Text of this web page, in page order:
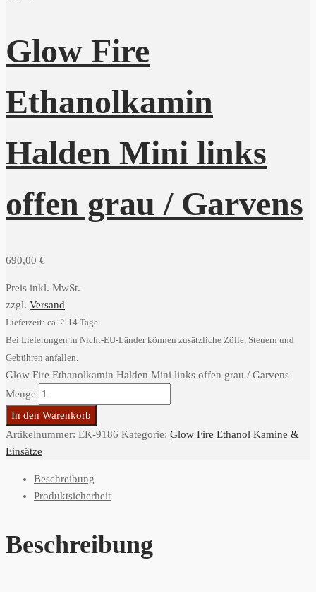
Glow Fire
Ethanolkamin
Halden Mini links
offen grau / Garvens
690,00 €
Preis inkl. MwSt.
zzgl. Versand
Lieferzeit: ca. 2-14 Tage
Bei Lieferungen in Nicht-EU-Länder können zusätzliche Zölle, Steuern und
Gebühren anfallen.
Glow Fire Ethanolkamin Halden Mini links offen grau / Garvens
Menge
In den Warenkorb
Artikelnummer: EK-9186 Kategorie: Glow Fire Ethanol Kamine &
Einsätze
Beschreibung
Produktsicherheit
Beschreibung